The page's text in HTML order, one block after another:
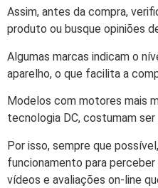
Assim, antes da compra,
produto ou busque opiniões
Algumas marcas indicam o
aparelho, o que facilita a
Modelos com motores mais
tecnologia DC, costumam ser
Por isso, sempre que
funcionamento para
vídeos e avaliações on-line